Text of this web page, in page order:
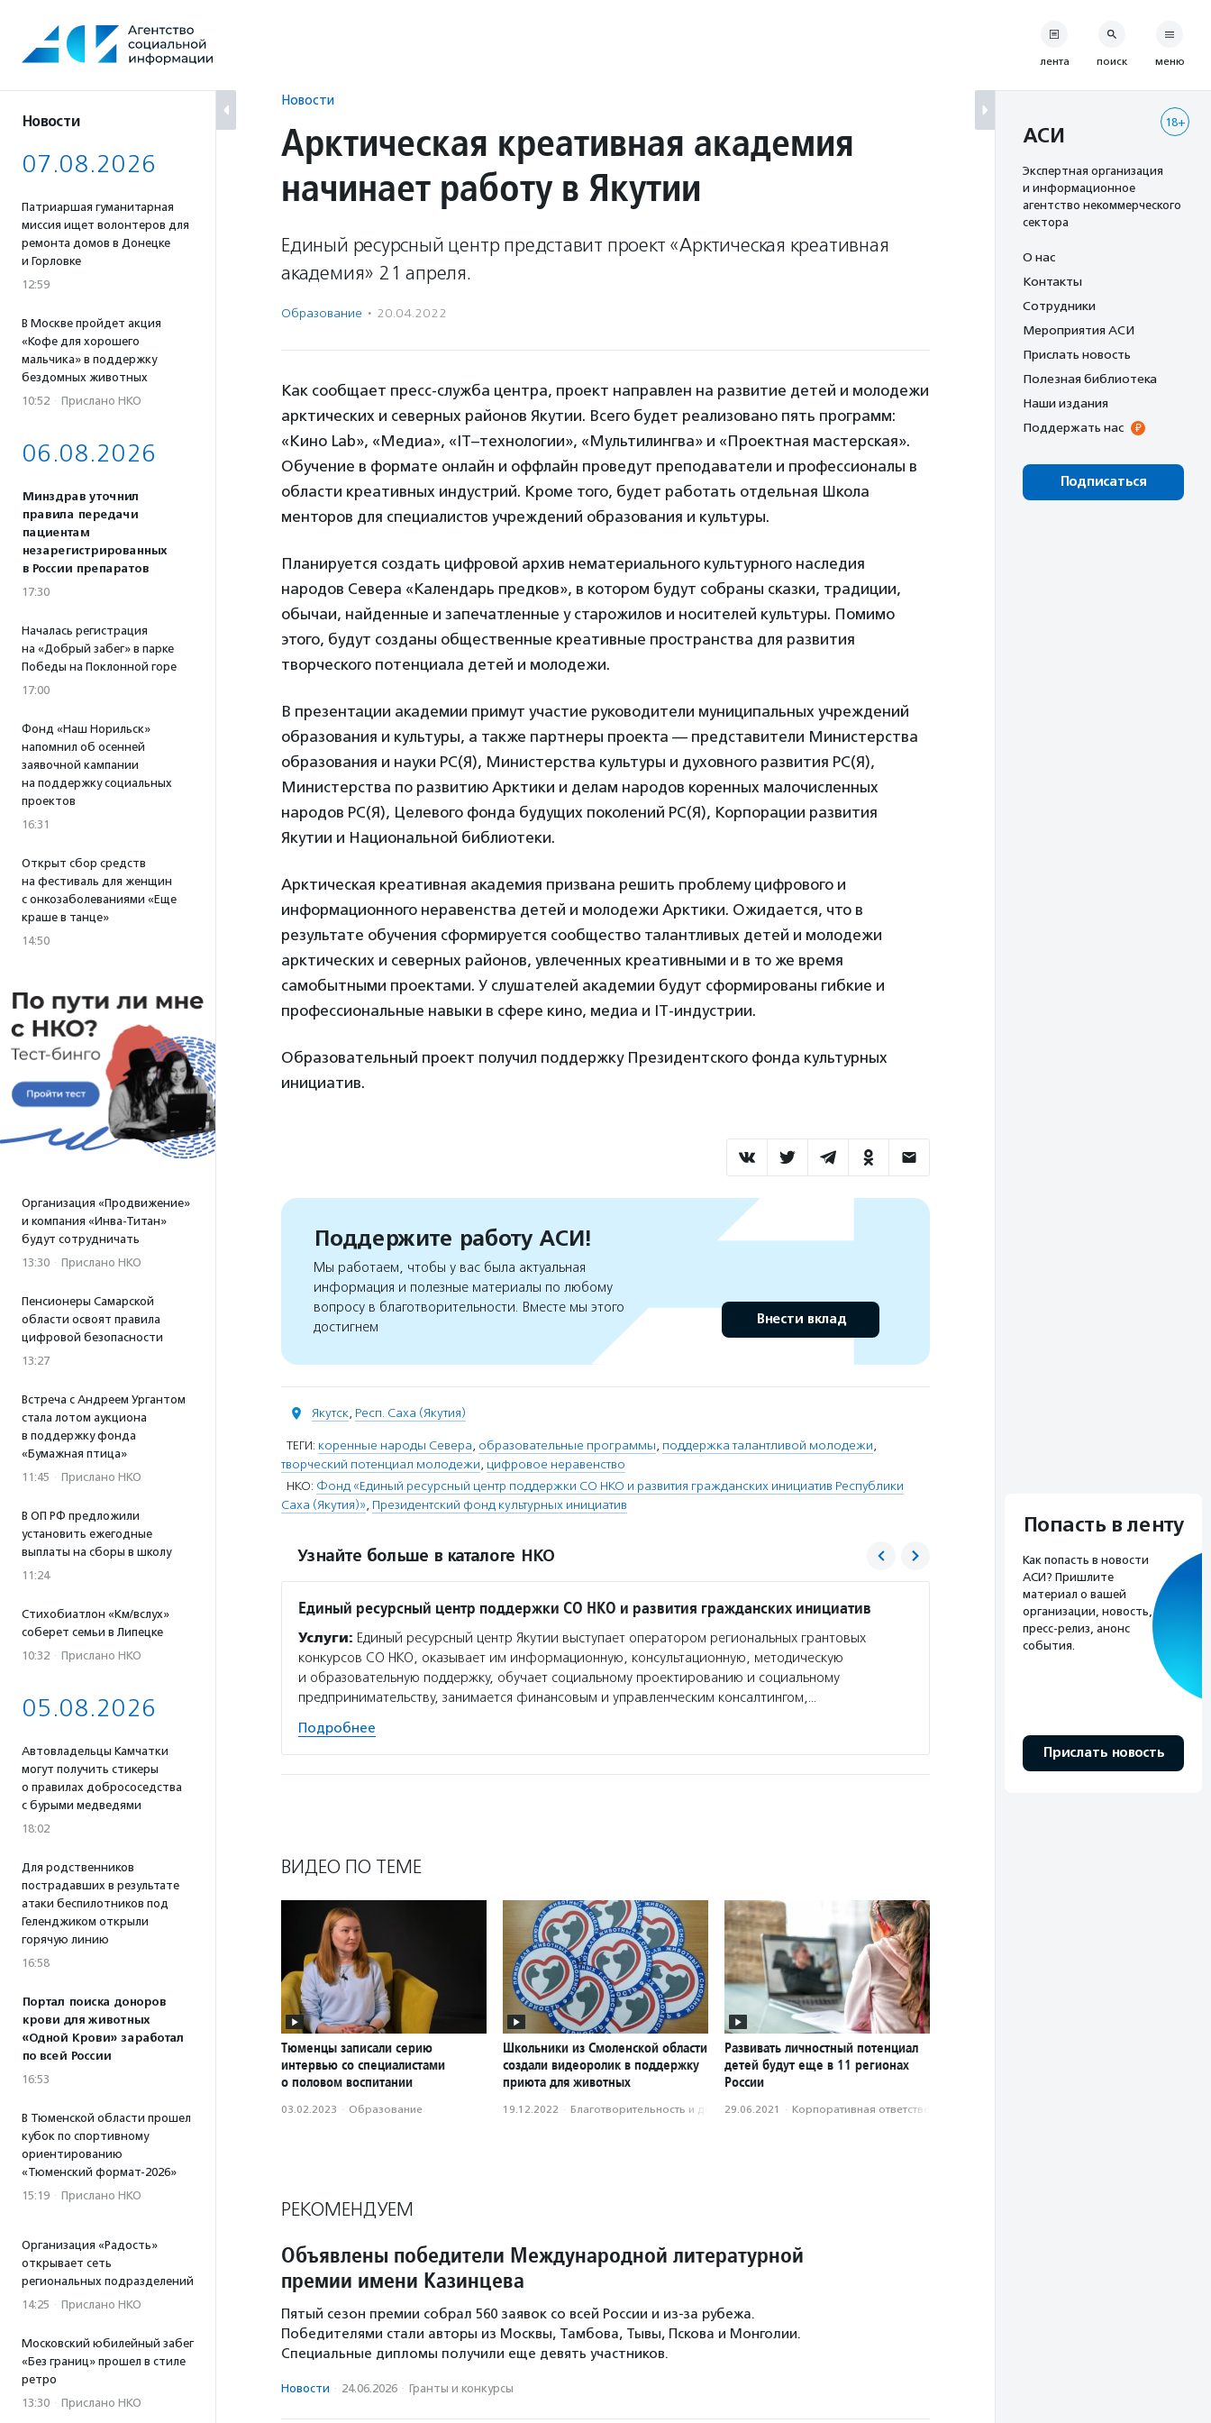
содержанию
Новости
07.08.2026
Патриаршая гуманитарная
миссия ищет волонтеров для
ремонта домов в Донецке
и Горловке
12:59
В Москве пройдет акция
«Кофе для хорошего
мальчика» в поддержку
бездомных животных
10:52 · Прислано НКО
06.08.2026
Минздрав уточнил
правила передачи
пациентам
незарегистрированных
в России препаратов
17:30
Началась регистрация
на «Добрый забег» в парке
Победы на Поклонной горе
17:00
Фонд «Наш Норильск»
напомнил об осенней
заявочной кампании
на поддержку социальных
проектов
16:31
Открыт сбор средств
на фестиваль для женщин
с онкозаболеваниями «Еще
краше в танце»
14:50
Организация «Продвижение»
и компания «Инва-Титан»
будут сотрудничать
13:30 · Прислано НКО
Пенсионеры Самарской
области освоят правила
цифровой безопасности
13:27
Встреча с Андреем Ургантом
стала лотом аукциона
в поддержку фонда
«Бумажная птица»
11:45 · Прислано НКО
В ОП РФ предложили
установить ежегодные
выплаты на сборы в школу
11:24
Стихобиатлон «Км/вслух»
соберет семьи в Липецке
10:32 · Прислано НКО
05.08.2026
Автовладельцы Камчатки
могут получить стикеры
о правилах добрососедства
с бурыми медведями
18:02
Для родственников
пострадавших в результате
атаки беспилотников под
Геленджиком открыли
горячую линию
16:58
Портал поиска доноров
крови для животных
«Одной Крови» заработал
по всей России
16:53
В Тюменской области прошел
кубок по спортивному
ориентированию
«Тюменский формат-2026»
15:19 · Прислано НКО
Организация «Радость»
открывает сеть
региональных подразделений
14:25 · Прислано НКО
Московский юбилейный забег
«Без границ» прошел в стиле
ретро
13:30 · Прислано НКО
Новости
Арктическая креативная академия
начинает работу в Якутии
Единый ресурсный центр представит проект «Арктическая креативная
академия» 21 апреля.
Образование · 20.04.2022
Как сообщает пресс-служба центра, проект направлен на развитие детей и молодежи
арктических и северных районов Якутии. Всего будет реализовано пять программ:
«Кино Lab», «Медиа», «IT–технологии», «Мультилингва» и «Проектная мастерская».
Обучение в формате онлайн и оффлайн проведут преподаватели и профессионалы в
области креативных индустрий. Кроме того, будет работать отдельная Школа
менторов для специалистов учреждений образования и культуры.
Планируется создать цифровой архив нематериального культурного наследия
народов Севера «Календарь предков», в котором будут собраны сказки, традиции,
обычаи, найденные и запечатленные у старожилов и носителей культуры. Помимо
этого, будут созданы общественные креативные пространства для развития
творческого потенциала детей и молодежи.
В презентации академии примут участие руководители муниципальных учреждений
образования и культуры, а также партнеры проекта — представители Министерства
образования и науки РС(Я), Министерства культуры и духовного развития РС(Я),
Министерства по развитию Арктики и делам народов коренных малочисленных
народов РС(Я), Целевого фонда будущих поколений РС(Я), Корпорации развития
Якутии и Национальной библиотеки.
Арктическая креативная академия призвана решить проблему цифрового и
информационного неравенства детей и молодежи Арктики. Ожидается, что в
результате обучения сформируется сообщество талантливых детей и молодежи
арктических и северных районов, увлеченных креативными и в то же время
самобытными проектами. У слушателей академии будут сформированы гибкие и
профессиональные навыки в сфере кино, медиа и IT-индустрии.
Образовательный проект получил поддержку Президентского фонда культурных
инициатив.
Поддержите работу АСИ!
Мы работаем, чтобы у вас была актуальная
информация и полезные материалы по любому
вопросу в благотворительности. Вместе мы этого
достигнем
Внести вклад
Якутск, Респ. Саха (Якутия)
ТЕГИ: коренные народы Севера, образовательные программы, поддержка талантливой молодежи,
творческий потенциал молодежи, цифровое неравенство
НКО: Фонд «Единый ресурсный центр поддержки СО НКО и развития гражданских инициатив Республики
Саха (Якутия)», Президентский фонд культурных инициатив
Узнайте больше в каталоге НКО
Единый ресурсный центр поддержки СО НКО и развития гражданских инициатив
Услуги: Единый ресурсный центр Якутии выступает оператором региональных грантовых
конкурсов СО НКО, оказывает им информационную, консультационную, методическую
и образовательную поддержку, обучает социальному проектированию и социальному
предпринимательству, занимается финансовым и управленческим консалтингом,…
Подробнее
Президентский фонд культурных
Президентский фонд культурных
могут участвовать НКО, коммерческие
и муниципальные учреждения, проводит
выпускает методические рекомендации по…
ВИДЕО ПО ТЕМЕ
Тюменцы записали серию
интервью со специалистами
о половом воспитании
03.02.2023 · Образование
Школьники из Смоленской области
создали видеоролик в поддержку
приюта для животных
19.12.2022 · Благотвори­тель­ность и доброволь­чест­во
Развивать личностный потенциал
детей будут еще в 11 регионах
России
29.06.2021 · Корпоративная ответственность
РЕКОМЕНДУЕМ
Объявлены победители Международной литературной
премии имени Казинцева
Пятый сезон премии собрал 560 заявок со всей России и из-за рубежа.
Победителями стали авторы из Москвы, Тамбова, Тывы, Пскова и Монголии.
Специальные дипломы получили еще девять участников.
Новости · 24.06.2026 · Гранты и конкурсы
лента поиск меню
18+
АСИ
Экспертная организация
и информационное
агентство некоммерческого
сектора
О нас
Контакты
Сотрудники
Мероприятия АСИ
Прислать новость
Полезная библиотека
Наши издания
Поддержать нас
Подписаться
Попасть в ленту
Как попасть в новости
АСИ? Пришлите
материал о вашей
организации, новость,
пресс-релиз, анонс
события.
Прислать новость